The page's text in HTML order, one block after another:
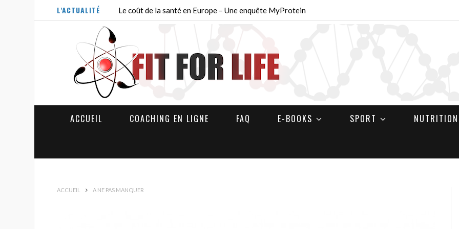
L'ACTUALITÉ Le coût de la santé en Europe – Une enquête MyProtein
ACCUEIL COACHING EN LIGNE FAQ E-BOOKS SPORT NUTRITION
ACCUEIL A NE PAS MANQUER